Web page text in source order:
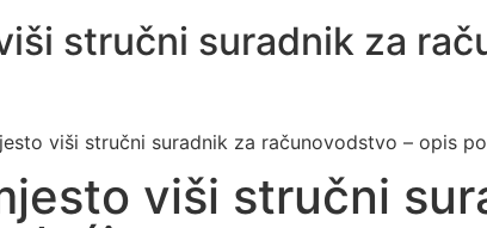
stručni suradnik za
viši stručni suradnik za računovodstvo – opis
viši stručni